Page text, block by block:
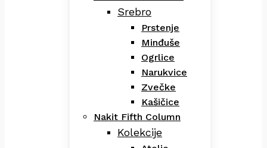
Srebro
Prstenje
Minđuše
Ogrlice
Narukvice
Zvečke
Kašičice
Nakit Fifth Column
Kolekcije